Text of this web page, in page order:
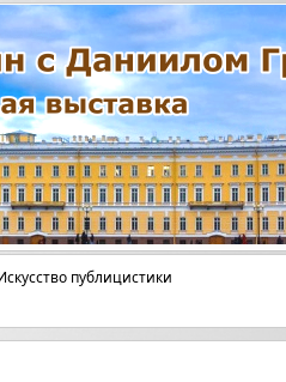
публицистики